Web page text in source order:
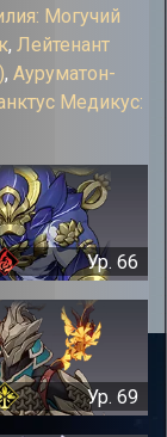
Могучий
, Лейтенант
, Ауруматон-
Медикус:
Ур. 66
Ур. 69